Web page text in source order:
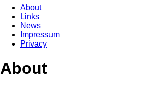
About
Links
News
Impressum
Privacy
About